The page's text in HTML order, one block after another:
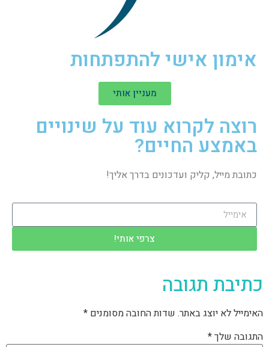
אימון אישי להתפתחות
מעניין אותי
רוצה לקרוא עוד על שינויים
באמצע החיים?
כתובת מייל, קליק ועדכונים בדרך אליך!
צרפי אותי!
כתיבת תגובה
האימייל לא יוצג באתר. שדות החובה מסומנים *
התגובה שלך*